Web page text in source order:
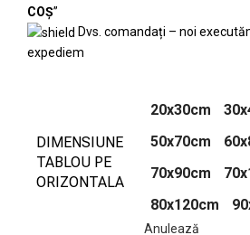
COȘ”
Dvs. comandați – noi
expediem
DIMENSIUNE
TABLOU PE
ORIZONTALA
20x30cm
50x70cm
70x90cm
80x120cm
Anulează